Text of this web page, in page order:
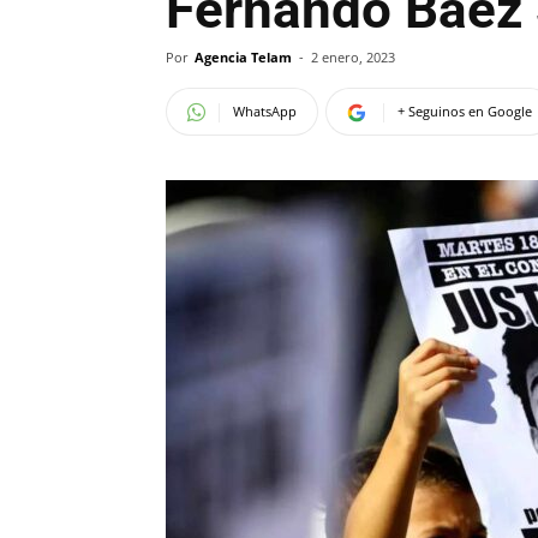
Por Agencia Telam - 2 enero, 2023
WhatsApp + Seguinos en Google